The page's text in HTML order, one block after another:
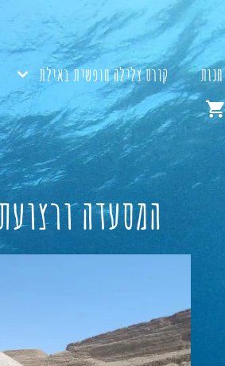
חנות קורס צלילה חופשית באילת
המסעדה